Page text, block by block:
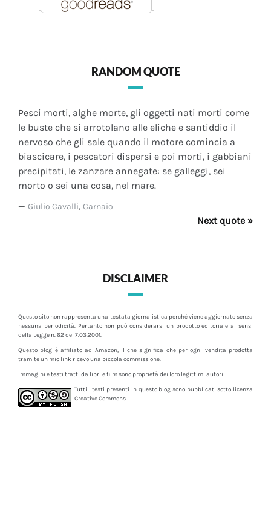
RANDOM QUOTE
Pesci morti, alghe morte, gli oggetti nati morti come
le buste che si arrotolano alle eliche e santiddio il
nervoso che gli sale quando il motore comincia a
biascicare, i pescatori dispersi e poi morti, i gabbiani
precipitati, le zanzare annegate: se galleggi, sei
morto o sei una cosa, nel mare.
— Giulio Cavalli, Carnaio
Next quote »
DISCLAIMER
Questo sito non rappresenta una testata giornalistica perché viene aggiornato senza
nessuna periodicità. Pertanto non può considerarsi un prodotto editoriale ai sensi
della Legge n. 62 del 7.03.2001.
Questo blog è affiliato ad Amazon, il che significa che per ogni vendita prodotta
tramite un mio link ricevo una piccola commissione.
Immagini e testi tratti da libri e film sono proprietà dei loro legittimi autori
Tutti i testi presenti in questo blog sono pubblicati sotto licenza
Creative Commons